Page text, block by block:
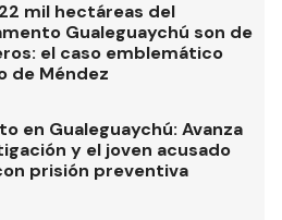
mil hectáreas del
Gualeguaychú son de
el caso emblemático
de Méndez
en Gualeguaychú: Avanza
y el joven acusado
prisión preventiva